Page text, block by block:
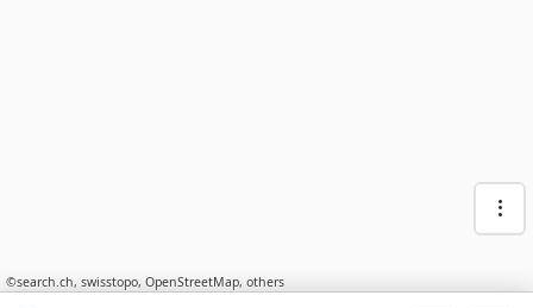
©search.ch, swisstopo, OpenStreetMap, others